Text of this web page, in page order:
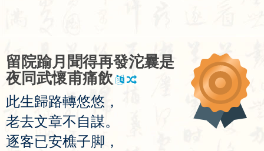
留 院踰月 聞得再發沱曩是
夜同武懷甫痛飲
此生歸路轉悠悠 ，
老去文章不自謀。
逐客已安樵子脚 ，